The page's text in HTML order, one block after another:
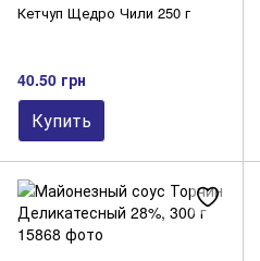
Кетчуп Щедро Чили 250 г
40.50 грн
Купить